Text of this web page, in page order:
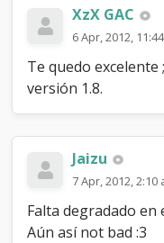
XzX GAC
6 Apr, 2012,
Te quedo excelente
versión 1.8.
Jaizu
7 Apr, 2012, 2:10
Falta degradado en
Aún así not bad :3